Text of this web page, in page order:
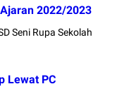
2022/2023
Seni Rupa Sekolah
Lewat PC